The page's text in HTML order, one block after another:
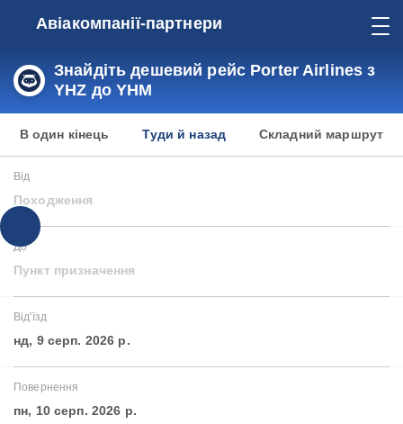
Авіакомпанії-партнери
Знайдіть дешевий рейс Porter Airlines з
YHZ до YHM
В один кінець Туди й назад Складний маршрут
Від
Походження
До
Пункт призначення
Від'їзд
нд, 9 серп. 2026 р.
Повернення
пн, 10 серп. 2026 р.